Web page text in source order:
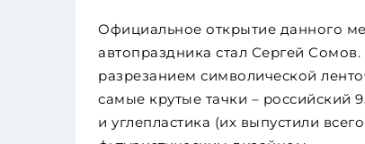
Официальное открытие данного
автопраздника стал Сергей
разрезанием символической
самые крутые тачки – российский
и углепластика (их выпустили